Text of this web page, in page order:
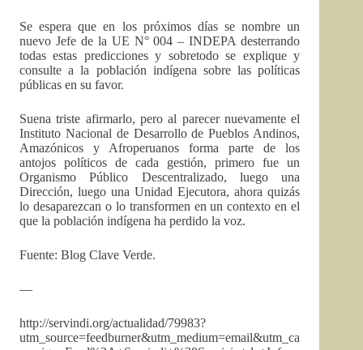
Se espera que en los próximos días se nombre un
nuevo Jefe de la UE N° 004 – INDEPA desterrando
todas estas predicciones y sobretodo se explique y
consulte a la población indígena sobre las políticas
públicas en su favor.
Suena triste afirmarlo, pero al parecer nuevamente el
Instituto Nacional de Desarrollo de Pueblos Andinos,
Amazónicos y Afroperuanos forma parte de los
antojos políticos de cada gestión, primero fue un
Organismo Público Descentralizado, luego una
Dirección, luego una Unidad Ejecutora, ahora quizás
lo desaparezcan o lo transformen en un contexto en el
que la población indígena ha perdido la voz.
Fuente: Blog Clave Verde.
—
http://servindi.org/actualidad/79983?
utm_source=feedburner&utm_medium=email&utm_ca